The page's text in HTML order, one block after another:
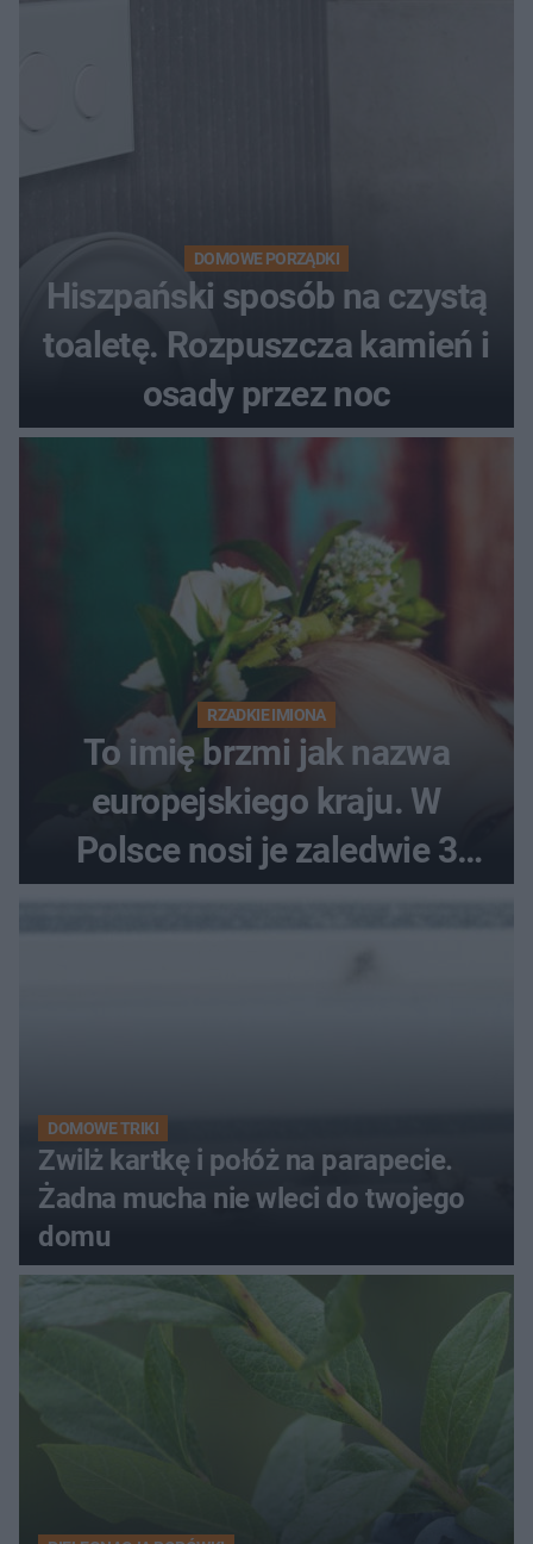
DOMOWE PORZĄDKI
Hiszpański sposób na czystą
toaletę. Rozpuszcza kamień i
osady przez noc
RZADKIE IMIONA
To imię brzmi jak nazwa
europejskiego kraju. W
Polsce nosi je zaledwie 3
DOMOWE TRIKI
Zwilż kartkę i połóż na parapecie.
Żadna mucha nie wleci do twojego
domu